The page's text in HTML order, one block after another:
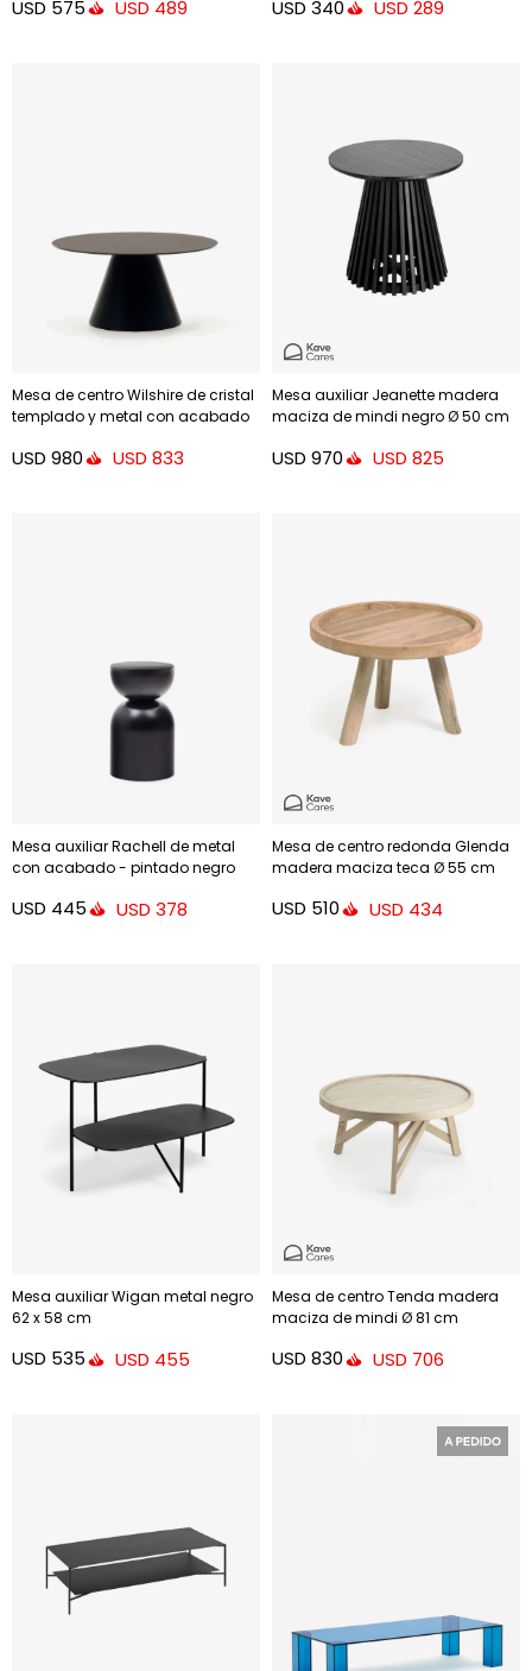
USD 575 USD 489 USD 340 USD 289
Mesa de centro Wilshire de cristal
templado y metal con acabado
USD 980 USD 833
Mesa auxiliar Jeanette madera
maciza de mindi negro Ø 50 cm
USD 970 USD 825
Mesa auxiliar Rachell de metal
con acabado - pintado negro
USD 445 USD 378
Mesa de centro redonda Glenda
madera maciza teca Ø 55 cm
USD 510 USD 434
Mesa auxiliar Wigan metal negro
62 x 58 cm
USD 535 USD 455
Mesa de centro Tenda madera
maciza de mindi Ø 81 cm
USD 830 USD 706